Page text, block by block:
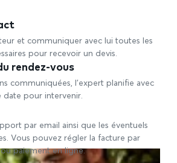
et communiquer avec lui toutes les
pour recevoir un devis.
rendez-vous
communiquées, l’expert planifie avec
date pour intervenir.
par email ainsi que les éventuels
Vous pouvez régler la facture par
paiement en ligne.